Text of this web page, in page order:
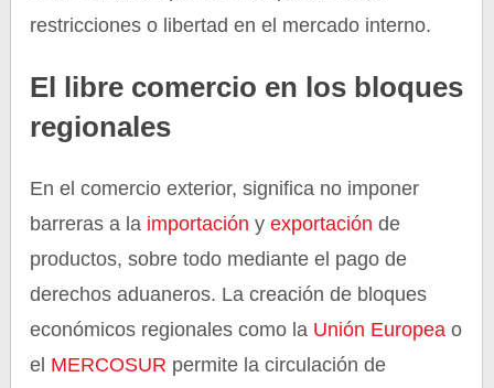
restricciones o libertad en el mercado interno.
El libre comercio en los bloques
regionales
En el comercio exterior, significa no imponer
barreras a la importación yexportación de
productos, sobre todo mediante el pago de
derechos aduaneros. La creación de bloques
económicos regionales como la Unión Europea o
el MERCOSUR permite la circulación de